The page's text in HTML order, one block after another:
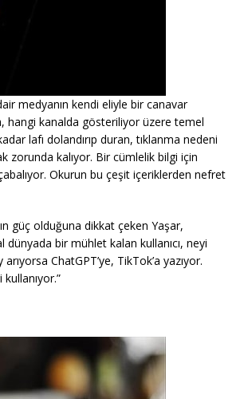
medyanın kendi eliyle bir canavar
hangi kanalda gösteriliyor üzere temel
lafı dolandırıp duran, tıklanma nedeni
zorunda kalıyor. Bir cümlelik bilgi için
Okurun bu çeşit içeriklerden nefret
güç olduğuna dikkat çeken Yaşar,
dünyada bir mühlet kalan kullanıcı, neyi
ChatGPT’ye, TikTok’a yazıyor.